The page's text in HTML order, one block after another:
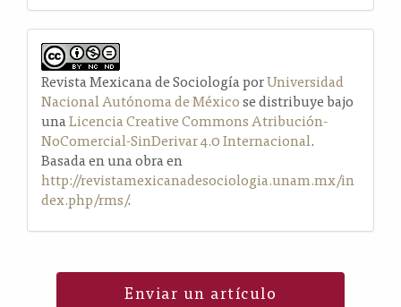
Revista Mexicana de Sociología porUniversidad
Nacional Autónoma de Méxicose distribuye bajo
unaLicencia Creative Commons Atribución-
NoComercial-SinDerivar 4.0 Internacional.
Basada en una obra en
http://revistamexicanadesociologia.unam.mx/in
dex.php/rms/.
Enviar un artículo